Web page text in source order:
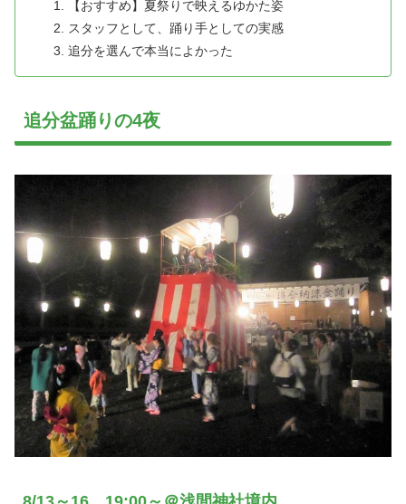
【おすすめ】夏祭りで映えるゆかた姿
スタッフとして、踊り手としての実感
追分を選んで本当によかった
追分盆踊りの4夜